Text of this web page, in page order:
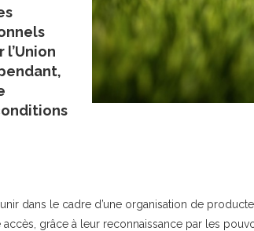
dans le cadre d’une organisation de
grâce à leur reconnaissance par les